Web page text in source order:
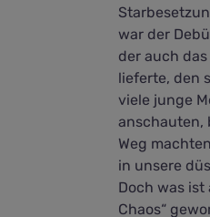
war der
der auch
lieferte, den
viele junge
anschauten,
Weg
in unsere
Doch was ist
Chaos“